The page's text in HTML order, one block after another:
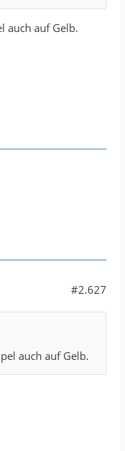
auch auf Gelb.
#2.627
auch auf Gelb.